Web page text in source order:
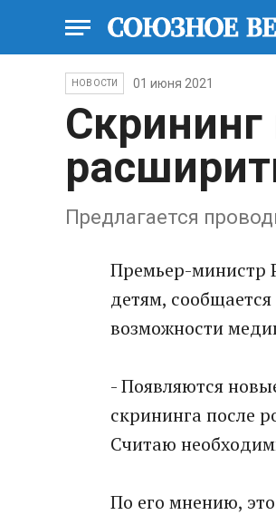
НОВОСТИ 01 июня 2021
Предлагается
Премьер-министр
детям,
возможности
- Появляются
скрининга после
Считаю
По его мнению,